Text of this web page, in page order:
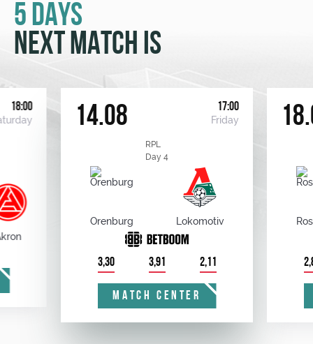
5 DAYS
NEXT MATCH IS
18:00 14.08 17:00
Friday
RPL
Day 4
Orenburg Lokomotiv
3,30 3,91 2,11
MATCH CENTER